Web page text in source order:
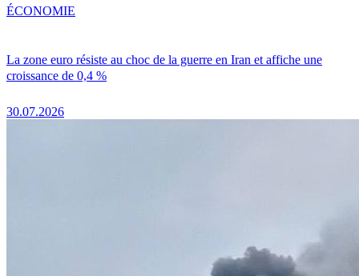
La zone euro résiste au choc de la guerre en Iran et affiche une
croissance de 0,4 %
30.07.2026
ÉCONOMIE